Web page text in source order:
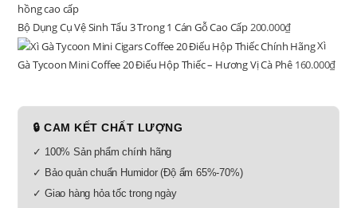
Bộ Dụng Cụ Vệ Sinh Tẩu 3 Trong 1 Cán Gỗ Cao Cấp200.000₫
Xì
Gà Tycoon Mini Coffee 20 Điếu Hộp Thiếc – Hương Vị Cà Phê 160.000₫
🔒 CAM KẾT CHẤT LƯỢNG
✓ 100% Sản phẩm chính hãng
✓ Bảo quản chuẩn Humidor (Độ ẩm 65%-70%)
✓ Giao hàng hỏa tốc trong ngày